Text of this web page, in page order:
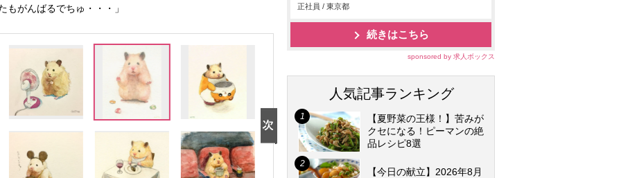
もがんばるでちゅ・・・」 正社員 / 東京都
続きはこちら
sponsored by 求人ボックス
人気記事ランキング
【夏野菜の王様！】苦みが
クセになる！ピーマンの絶
品レシピ8選
【今日の献立】2026年8月